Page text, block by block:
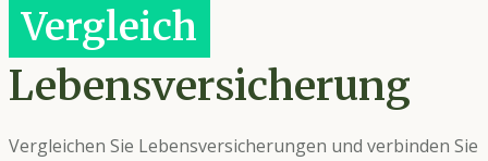
Vergleich
Lebensversicherung
Vergleichen Sie Lebensversicherungen und verbinden Sie